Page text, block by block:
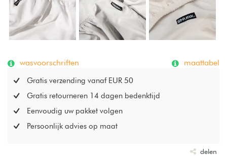
wasvoorschriften maattabel
Gratis verzending vanaf EUR 50
Gratis retourneren 14 dagen bedenktijd
Eenvoudig uw pakket volgen
Persoonlijk advies op maat
delen